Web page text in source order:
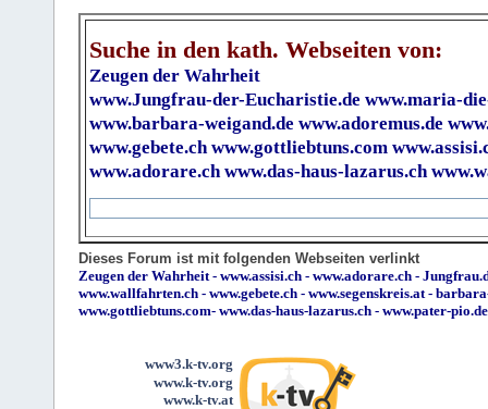
Suche in den kath. Webseiten von:
Zeugen der Wahrheit
www.Jungfrau-der-Eucharistie.de www.maria-
www.barbara-weigand.de www.adoremus.de
www.gebete.ch www.gottliebtuns.com
www.adorare.ch www.das-haus-lazarus.ch
Dieses Forum ist mit folgenden Webseiten verlinkt
Zeugen der Wahrheit - www.assisi.ch - www.adorare.ch -
www.wallfahrten.ch - www.gebete.ch - www.segenskreis.at -
www.gottliebtuns.com- www.das-haus-lazarus.ch - www.pater-pio.de
www3.k-tv.org
www.k-tv.org
www.k-tv.at